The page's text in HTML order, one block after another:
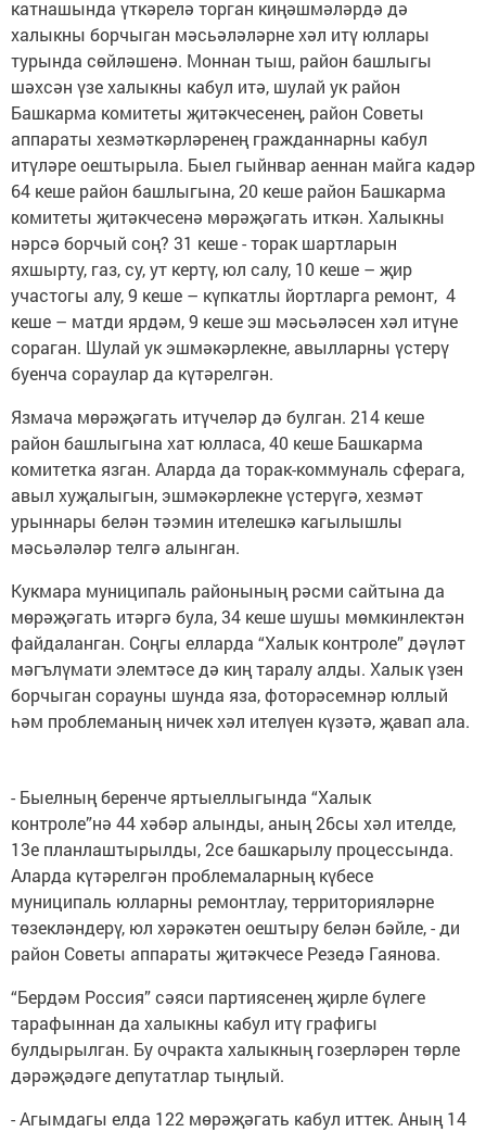
катнашында үткәрелә торган киңәшмәләрдә дә
халыкны борчыган мәсьәләләрне хәл итү юллары
турында сөйләшенә. Моннан тыш, район башлыгы
шәхсән үзе халыкны кабул итә, шулай ук район
Башкарма комитеты җитәкчесенең, район Советы
аппараты хезмәткәрләренең гражданнарны кабул
итүләре оештырыла. Быел гыйнвар аеннан майга кадәр
64 кеше район башлыгына, 20 кеше район Башкарма
комитеты җитәкчесенә мөрәҗәгать иткән. Халыкны
нәрсә борчый соң? 31 кеше - торак шартларын
яхшырту, газ, су, ут кертү, юл салу, 10 кеше – җир
участогы алу, 9 кеше – күпкатлы йортларга ремонт, 4
кеше – матди ярдәм, 9 кеше эш мәсьәләсен хәл итүне
сораган. Шулай ук эшмәкәрлекне, авылларны үстерү
буенча сораулар да күтәрелгән.
Язмача мөрәҗәгать итүчеләр дә булган. 214 кеше
район башлыгына хат юлласа, 40 кеше Башкарма
комитетка язган. Аларда да торак-коммуналь сферага,
авыл хуҗалыгын, эшмәкәрлекне үстерүгә, хезмәт
урыннары белән тәэмин ителешкә кагылышлы
мәсьәләләр телгә алынган.
Кукмара муниципаль районының рәсми сайтына да
мөрәҗәгать итәргә була, 34 кеше шушы мөмкинлектән
файдаланган. Соңгы елларда “Халык контроле” дәүләт
мәгълүмати элемтәсе дә киң таралу алды. Халык үзен
борчыган сорауны шунда яза, фоторәсемнәр юллый
һәм проблеманың ничек хәл ителүен күзәтә, җавап ала.
- Быелның беренче яртыеллыгында “Халык
контроле”нә 44 хәбәр алынды, аның 26сы хәл ителде,
13е планлаштырылды, 2се башкарылу процессында.
Аларда күтәрелгән проблемаларның күбесе
муниципаль юлларны ремонтлау, территорияләрне
төзекләндерү, юл хәрәкәтен оештыру белән бәйле, - ди
район Советы аппараты җитәкчесе Резедә Гаянова.
“Бердәм Россия” сәяси партиясенең җирле бүлеге
тарафыннан да халыкны кабул итү графигы
булдырылган. Бу очракта халыкның гозерләрен төрле
дәрәҗәдәге депутатлар тыңлый.
- Агымдагы елда 122 мөрәҗәгать кабул иттек. Аның 14